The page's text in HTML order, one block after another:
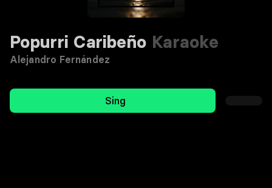
Popurri Caribeño Karaoke
Alejandro Fernández
Sing